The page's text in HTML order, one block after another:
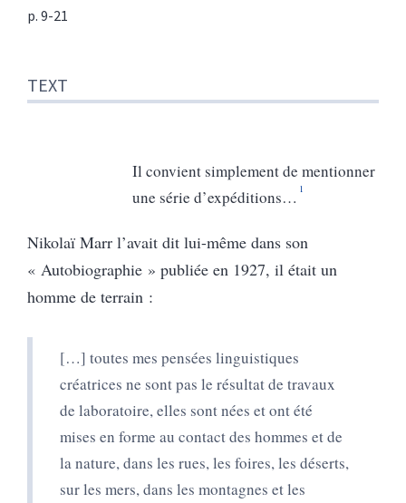
p. 9-21
Notes
Illustrations
TEXT
Il convient simplement de mentionner
une série d’expéditions… 1
Nikolaï Marr l’avait dit lui-même dans son
« Autobiographie » publiée en 1927, il était un
homme de terrain :
[…] toutes mes pensées linguistiques
créatrices ne sont pas le résultat de travaux
de laboratoire, elles sont nées et ont été
mises en forme au contact des hommes et de
la nature, dans les rues, les foires, les déserts,
sur les mers, dans les montagnes et les